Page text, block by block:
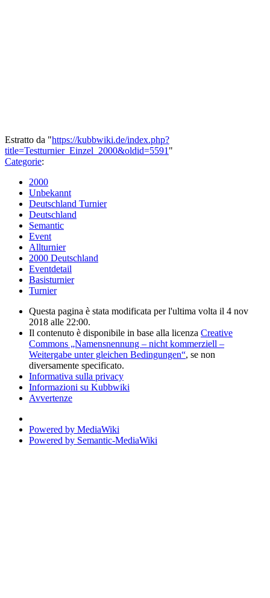
Estratto da "https://kubbwiki.de/index.php?
title=Testturnier_Einzel_2000&oldid=5591"
Categorie:
2000
Unbekannt
Deutschland Turnier
Deutschland
Semantic
Event
Allturnier
2000 Deutschland
Eventdetail
Basisturnier
Turnier
Questa pagina è stata modificata per l'ultima volta il 4 nov
2018 alle 22:00.
Il contenuto è disponibile in base alla licenza Creative
Commons „Namensnennung – nicht kommerziell –
Weitergabe unter gleichen Bedingungen“, se non
diversamente specificato.
Informativa sulla privacy
Informazioni su Kubbwiki
Avvertenze
Powered by MediaWiki
Powered by Semantic-MediaWiki